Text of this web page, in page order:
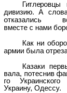
дивизию. А
отказались
вместе с нами
Как ни
армии была
Казаки
вала, потеснив
го
Украину, Одессу.